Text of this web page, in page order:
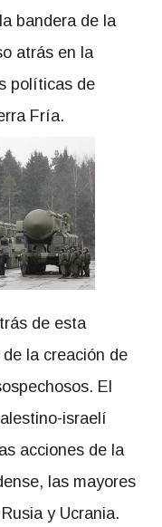
bandera de la
atrás en la
políticas de
Fría.
de esta
la creación de
El
israelí
acciones de la
las mayores
y Ucrania.